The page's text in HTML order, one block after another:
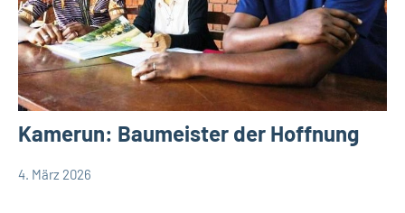
Kamerun: Baumeister der Hoffnung
4. März 2026